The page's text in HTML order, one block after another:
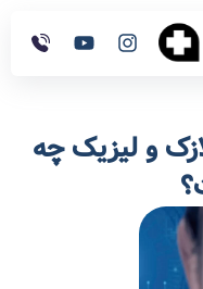
و لیزیک چه